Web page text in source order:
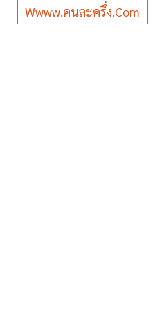
Wwww.คนละครึ่ง.com